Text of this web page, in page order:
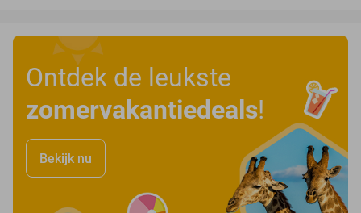
Ontdek de leukste
zomervakantiedeals!
Bekijk nu